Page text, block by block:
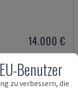
14.000 €
Benutzer
zu verbessern, die